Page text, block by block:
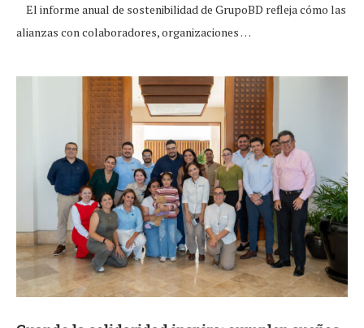
El informe anual de sostenibilidad de GrupoBD refleja cómo las
alianzas con colaboradores, organizaciones …